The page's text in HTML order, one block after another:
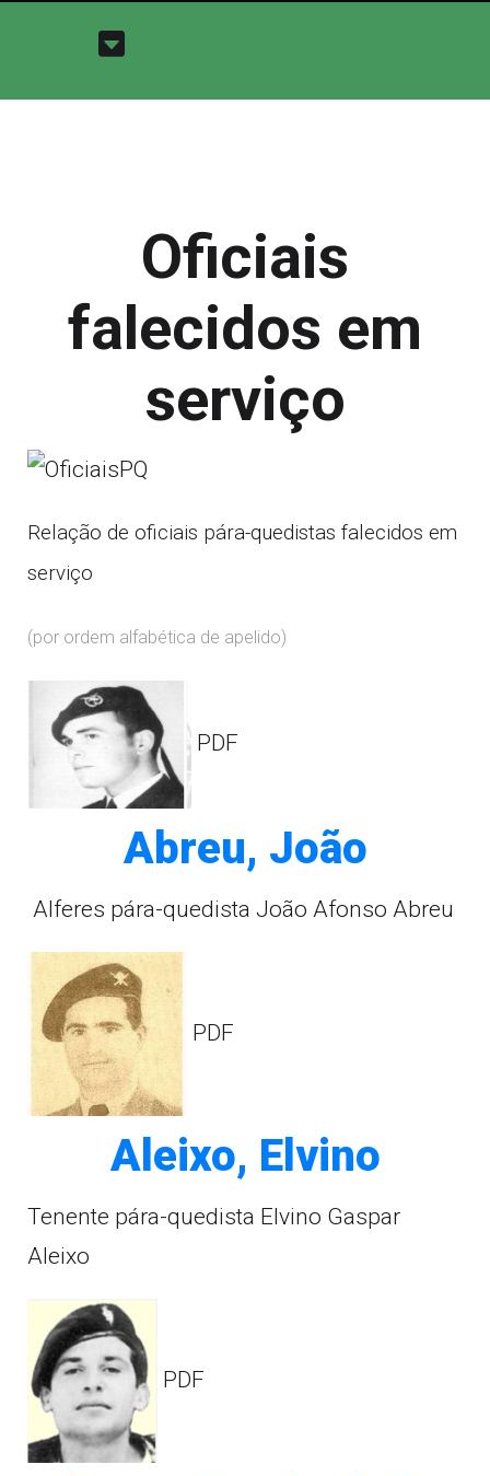
Oficiais
falecidos em
serviço
Relação de oficiais pára-quedistas falecidos em
serviço
(por ordem alfabética de apelido)
PDF
Abreu, João
Alferes pára-quedista João Afonso Abreu
PDF
Aleixo, Elvino
Tenente pára-quedista Elvino Gaspar
Aleixo
PDF